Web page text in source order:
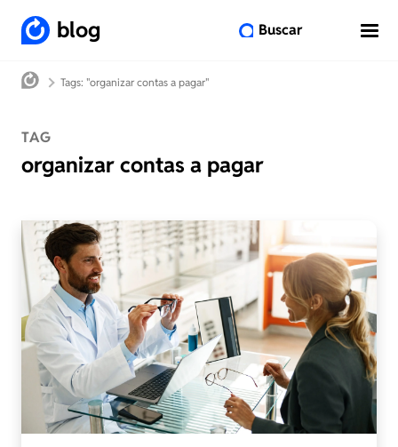
blog Buscar
Tags: "organizar contas a pagar"
TAG
organizar contas a pagar